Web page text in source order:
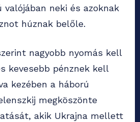
valójában neki és azoknak
húznak belőle.
nagyobb nyomás kell
kevesebb pénznek kell
kezében a háború
megköszönte
akik Ukrajna mellett